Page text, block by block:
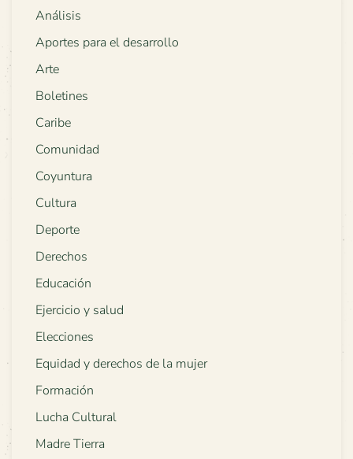
Análisis
Aportes para el desarrollo
Arte
Boletines
Caribe
Comunidad
Coyuntura
Cultura
Deporte
Derechos
Educación
Ejercicio y salud
Elecciones
Equidad y derechos de la mujer
Formación
Lucha Cultural
Madre Tierra